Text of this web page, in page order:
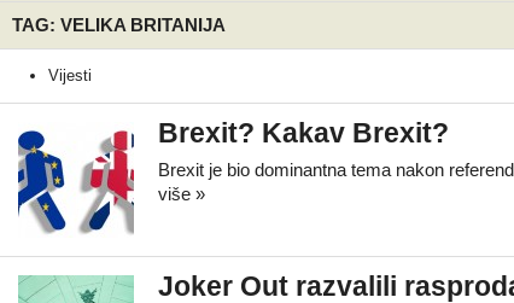
TAG: VELIKA BRITANIJA
Vijesti
Brexit? Kakav Brexit?
Brexit je bio dominantna tema nakon
više »
Joker Out razvalili